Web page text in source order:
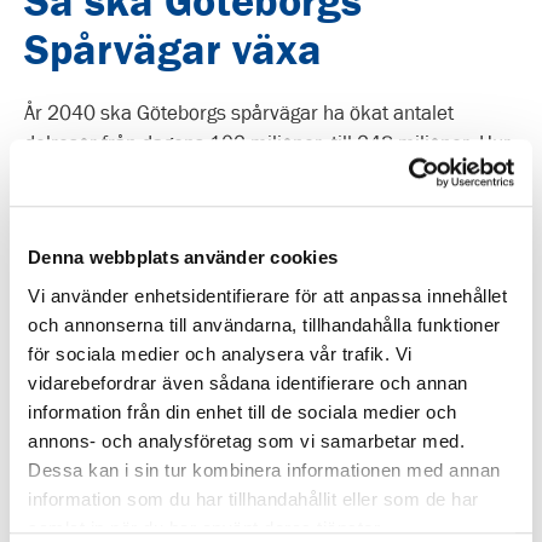
Denna webbplats använder cookies
Vi använder enhetsidentifierare för att anpassa innehållet
och annonserna till användarna, tillhandahålla funktioner
för sociala medier och analysera vår trafik. Vi
vidarebefordrar även sådana identifierare och annan
information från din enhet till de sociala medier och
annons- och analysföretag som vi samarbetar med.
Dessa kan i sin tur kombinera informationen med annan
information som du har tillhandahållit eller som de har
Spårvägar växa
År 2040 ska Göteborgs spårvägar ha ökat antalet
delresor från dagens 102 miljoner, till 248 miljoner. Hur
det ska gå till presenterades i vår nya produktstrategi
som släpptes 16 juni..
Publicerad
27 september 2021
Kontakt
Kommunikation
E-post
Telefon